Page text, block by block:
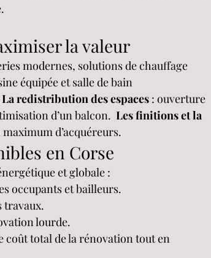
la valeur
modernes, solutions de chauffage
équipée et salle de bain
La redistribution des espaces : ouverture
d’un balcon. Les finitions et la
d’acquéreurs.
en Corse
et globale :
occupants et bailleurs.
travaux.
lourde.
total de la rénovation tout en